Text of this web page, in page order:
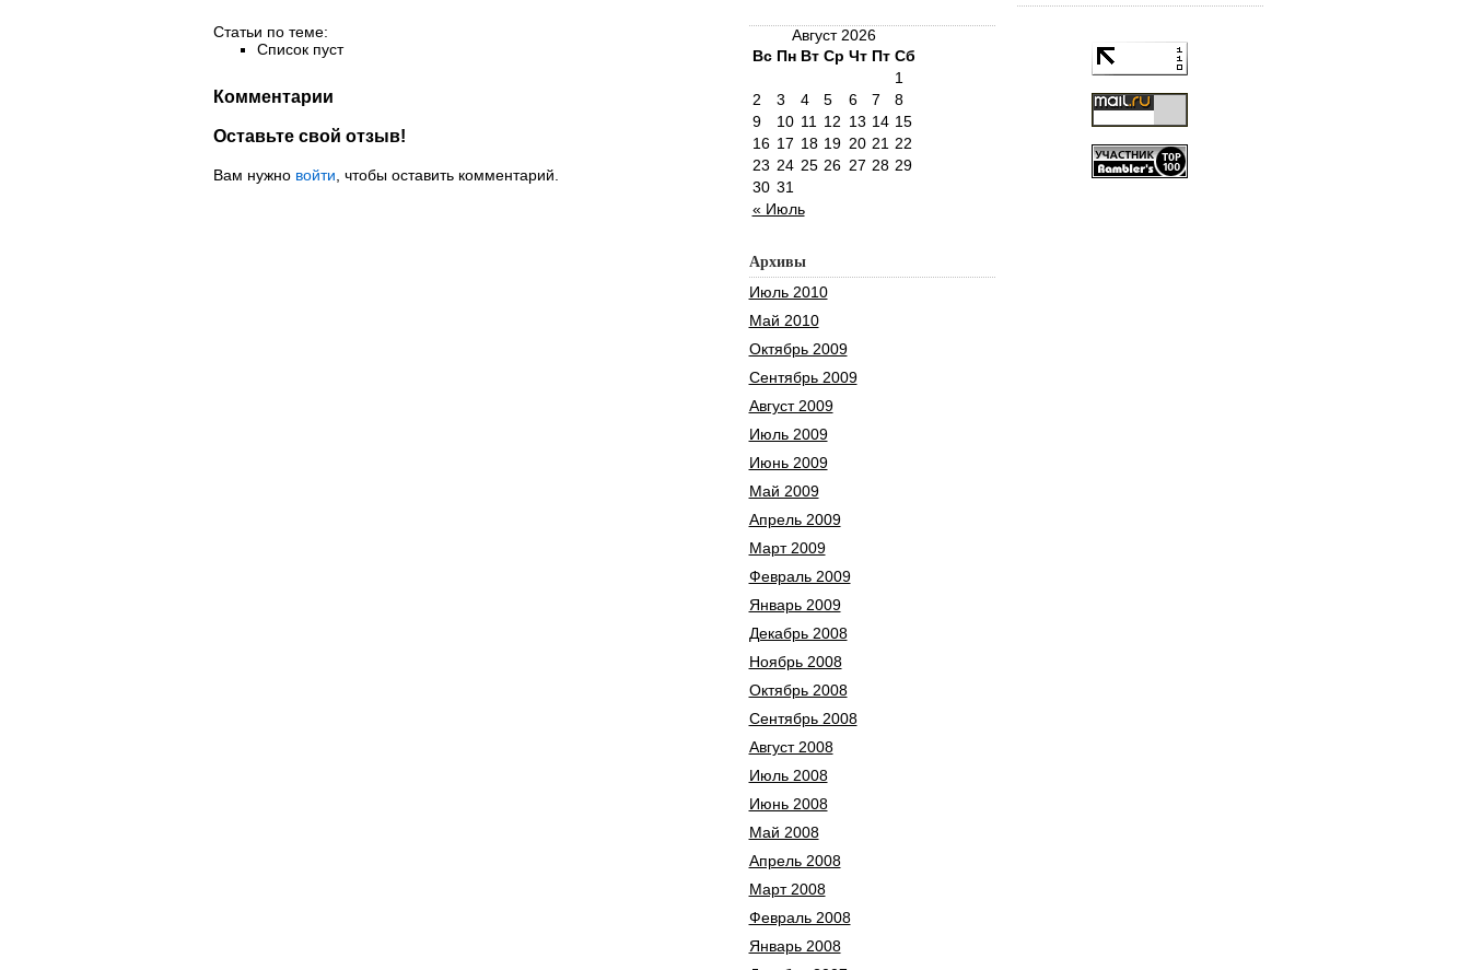
Статьи по теме:
Список пуст
Комментарии
Оставьте свой отзыв!
Вам нужно войти , чтобы оставить комментарий.
Август 2026
Вс Пн Вт Ср Чт Пт Сб
« Июль
1
2
3 4 5 6 7
8
9
10 11 12 13 14 15
16 17 18 19 20 21 22
23 24 25 26 27 28 29
30 31
Архивы
Июль 2010
Май 2010
Октябрь 2009
Сентябрь 2009
Август 2009
Июль 2009
Июнь 2009
Май 2009
Апрель 2009
Март 2009
Февраль 2009
Январь 2009
Декабрь 2008
Ноябрь 2008
Октябрь 2008
Сентябрь 2008
Август 2008
Июль 2008
Июнь 2008
Май 2008
Апрель 2008
Март 2008
Февраль 2008
Январь 2008